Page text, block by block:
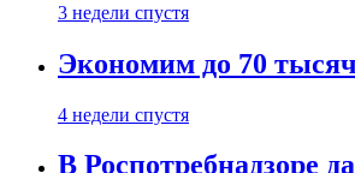
3 недели спустя
Экономим до 70
4 недели спустя
В Роспотребнадзоре